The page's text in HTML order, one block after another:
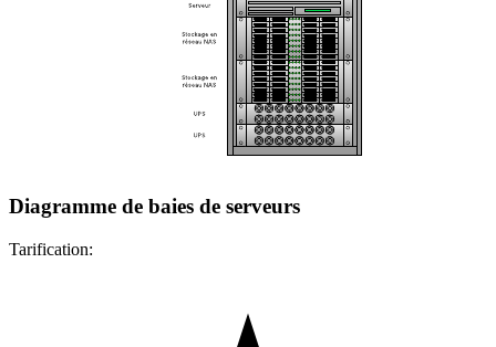
Diagramme de baies de serveurs
Tarification: